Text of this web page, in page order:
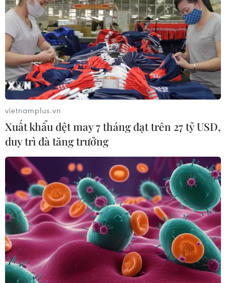
TIN CÙNG CHUYÊN MỤC
Bảo đảm an toàn hệ thống ngân
hàng và phát triển kinh tế số
09/08/2026 06:20
vietnamplus.vn
Xuất khẩu dệt may 7 tháng đạt trên 27 tỷ USD,
duy trì đà tăng trưởng